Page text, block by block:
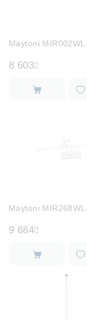
8 603
Maytoni
9 684